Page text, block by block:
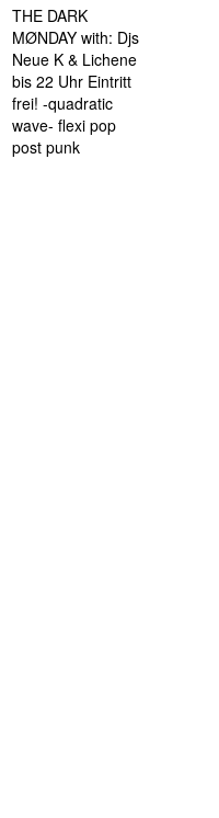
THE DARK
MØNDAY with: Djs
Neue K & Lichene
bis 22 Uhr Eintritt
frei! -quadratic
wave- flexi pop
post punk